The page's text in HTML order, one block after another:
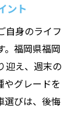
活用術
の秘訣
と選び方
ンチェッ
ント
自身のライフ
。福岡県福岡
迎え、週末の
やグレードを
選びは、後悔